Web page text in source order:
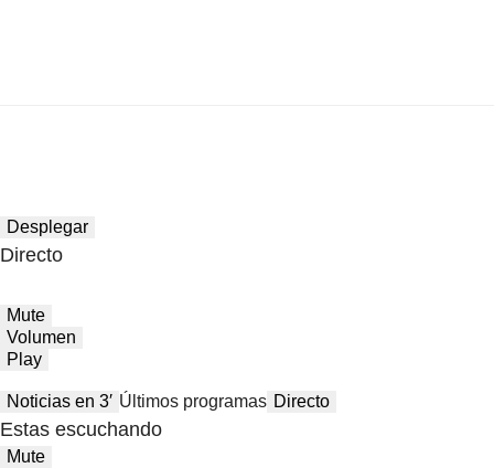
Desplegar
Directo
Mute
Volumen
Play
Noticias en 3′ Últimos programas Directo
Estas escuchando
Mute